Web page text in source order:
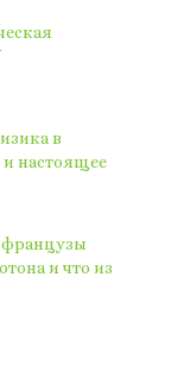
в
настоящее
и что из